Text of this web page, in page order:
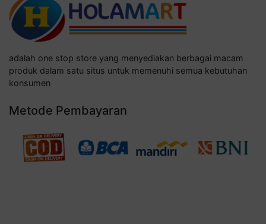
adalah one stop store yang menyediakan berbagai macam
produk dalam satu situs untuk memenuhi semua kebutuhan
konsumen
Metode Pembayaran